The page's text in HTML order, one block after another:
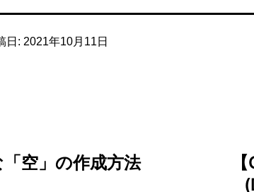
日: 2021年10月11日
空」の作成方法